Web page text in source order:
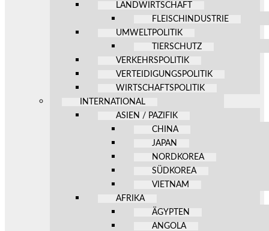
LANDWIRTSCHAFT
FLEISCHINDUSTRIE
UMWELTPOLITIK
TIERSCHUTZ
VERKEHRSPOLITIK
VERTEIDIGUNGSPOLITIK
WIRTSCHAFTSPOLITIK
INTERNATIONAL
ASIEN / PAZIFIK
CHINA
JAPAN
NORDKOREA
SÜDKOREA
VIETNAM
AFRIKA
ÄGYPTEN
ANGOLA